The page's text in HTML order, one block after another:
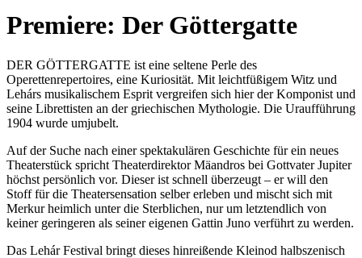
Premiere: Der Göttergatte
DER GÖTTERGATTE ist eine seltene Perle des
Operettenrepertoires, eine Kuriosität. Mit leichtfüßigem Witz und
Lehárs musikalischem Esprit vergreifen sich hier der Komponist und
seine Librettisten an der griechischen Mythologie. Die Uraufführung
1904 wurde umjubelt.
Auf der Suche nach einer spektakulären Geschichte für ein neues
Theaterstück spricht Theaterdirektor Mäandros bei Gottvater Jupiter
höchst persönlich vor. Dieser ist schnell überzeugt – er will den
Stoff für die Theatersensation selber erleben und mischt sich mit
Merkur heimlich unter die Sterblichen, nur um letztendlich von
keiner geringeren als seiner eigenen Gattin Juno verführt zu werden.
Das Lehár Festival bringt dieses hinreißende Kleinod halbszenisch